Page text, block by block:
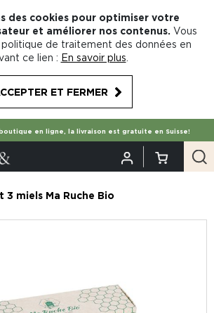
des cookies pour optimiser votre
et améliorer nos contenus. Vous
de traitement des données en
ce lien : En savoir plus
ET FERMER
en ligne, la livraison est gratuite en Suisse!
3 miels Ma Ruche Bio